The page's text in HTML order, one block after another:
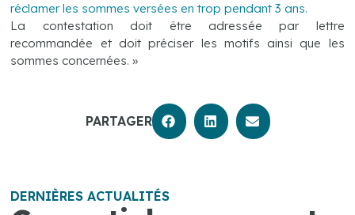
réclamer les sommes versées en trop pendant 3 ans.
La contestation doit être adressée par lettre
recommandée et doit préciser les motifs ainsi que les
sommes concernées. »
PARTAGER
DERNIÈRES ACTUALITÉS